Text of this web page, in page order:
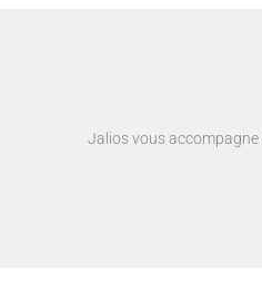
Jalios vous